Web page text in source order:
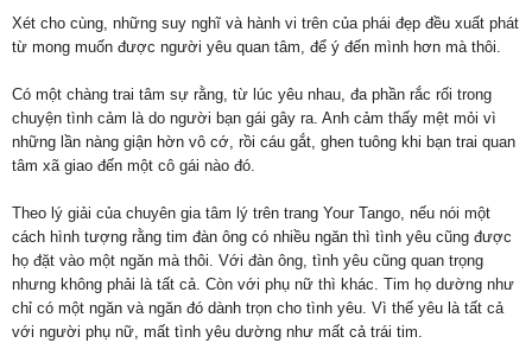
Xét cho cùng, những suy nghĩ và hành vi trên của phái đẹp đều xuất phát
từ mong muốn được người yêu quan tâm, để ý đến mình hơn mà thôi.
Có một chàng trai tâm sự rằng, từ lúc yêu nhau, đa phần rắc rối trong
chuyện tình cảm là do người bạn gái gây ra. Anh cảm thấy mệt mỏi vì
những lần nàng giận hờn vô cớ, rồi cáu gắt, ghen tuông khi bạn trai quan
tâm xã giao đến một cô gái nào đó.
Theo lý giải của chuyên gia tâm lý trên trang Your Tango, nếu nói một
cách hình tượng rằng tim đàn ông có nhiều ngăn thì tình yêu cũng được
họ đặt vào một ngăn mà thôi. Với đàn ông, tình yêu cũng quan trọng
nhưng không phải là tất cả. Còn với phụ nữ thì khác. Tim họ dường như
chỉ có một ngăn và ngăn đó dành trọn cho tình yêu. Vì thế yêu là tất cả
với người phụ nữ, mất tình yêu dường như mất cả trái tim.